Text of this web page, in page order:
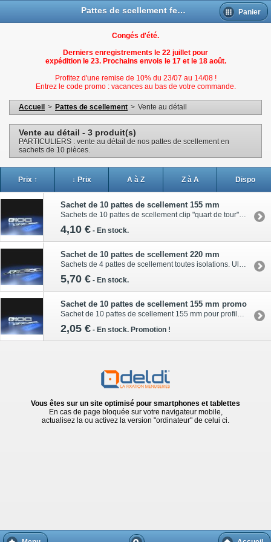
Pattes de scellement fenetres Bois, PVC et ALU Panier
Congés d'été.
Derniers enregistrements le 22 juillet pour
expédition le 23. Prochains envois le 17 et le 18 août.
Profitez d'une remise de 10% du 23/07 au 14/08 !
Entrez le code promo : vacances au bas de votre commande.
Accueil > Pattes de scellement > Vente au détail
Vente au détail - 3 produit(s)
PARTICULIERS : vente au détail de nos pattes de scellement en
sachets de 10 pièces.
Prix ↑ ↓ Prix A à Z Z à A Dispo
Sachet de 10 pattes de scellement 155 mm
4,10 € - En stock.
Sachet de 10 pattes de scellement 220 mm
5,70 € - En stock.
Sachet de 10 pattes de scellement 155 mm promo
2,05 € - En stock. Promotion !
Vous êtes sur un site optimisé pour smartphones et tablettes
En cas de page bloquée sur votre navigateur mobile,
actualisez la ou activez la version "ordinateur" de celui ci.